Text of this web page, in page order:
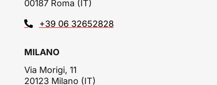
00187 Roma (IT)
+39 06 32652828
MILANO
Via Morigi, 11
20123 Milano (IT)